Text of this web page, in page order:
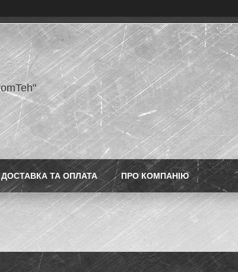
ДОСТАВКА ТА ОПЛАТА ПРО КОМПАНІЮ